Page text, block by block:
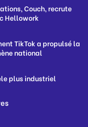
Couch, recrute
Hellowork
TikTok a propulsé la
national
plus industriel